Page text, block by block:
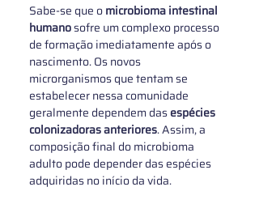
Sabe-se que o microbioma intestinal
humano sofre um complexo processo
de formação imediatamente após o
nascimento. Os novos
microrganismos que tentam se
estabelecer nessa comunidade
geralmente dependem das espécies
colonizadoras anteriores. Assim, a
composição final do microbioma
adulto pode depender das espécies
adquiridas no início da vida.